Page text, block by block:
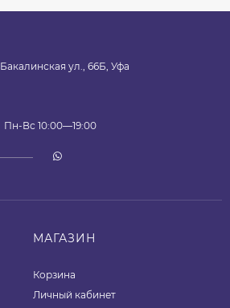
Бакалинская ул., 66Б, Уфа
Пн-Вс 10:00—19:00
МАГАЗИН
Корзина
Личный кабинет